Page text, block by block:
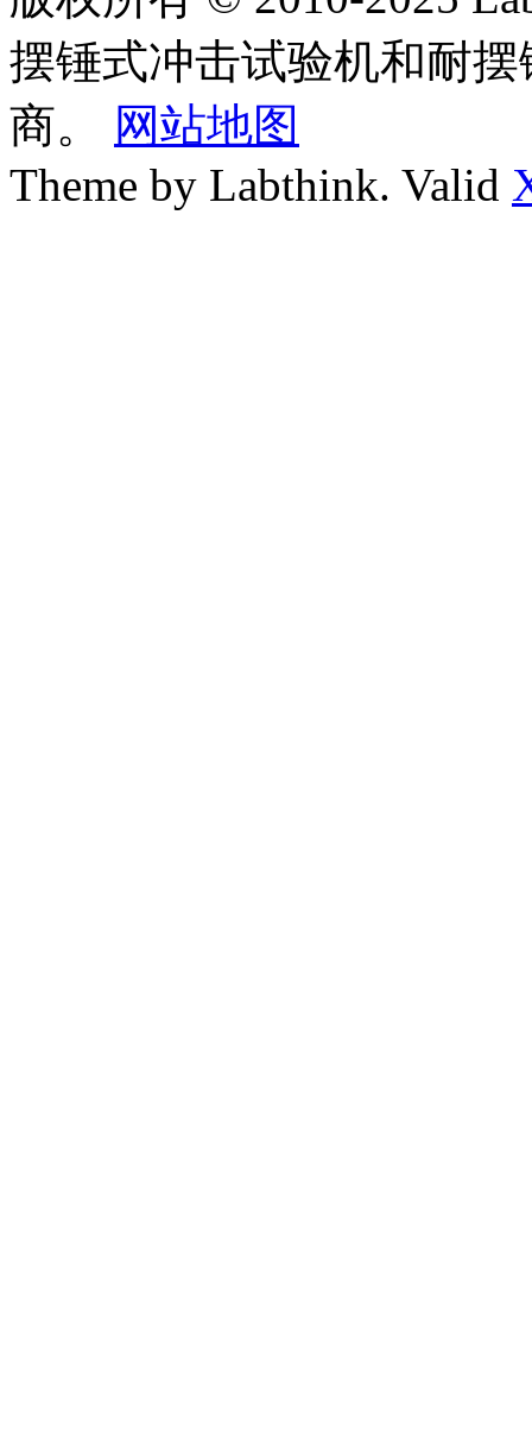
摆锤式冲击试验机和耐
商。
网站地图
Theme by Labthink. Valid